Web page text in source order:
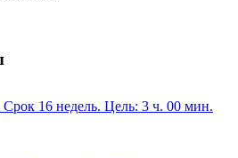
16 недель. Цель: 3 ч. 00 мин.